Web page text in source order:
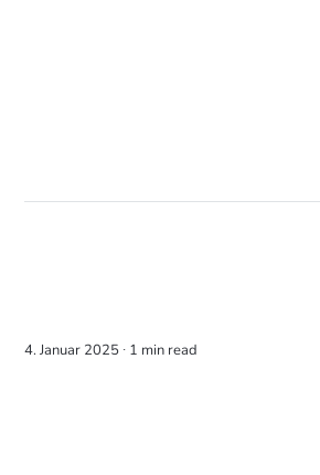
4. Januar 2025 ∙ 1 min read